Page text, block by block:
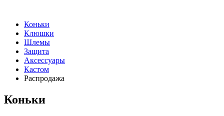
Коньки
Клюшки
Шлемы
Защита
Аксессуары
Кастом
Распродажа
Коньки